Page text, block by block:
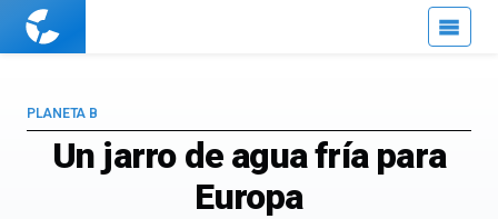
Cuaderno
Un jarro de agua fría para
Europa
PLANETA B